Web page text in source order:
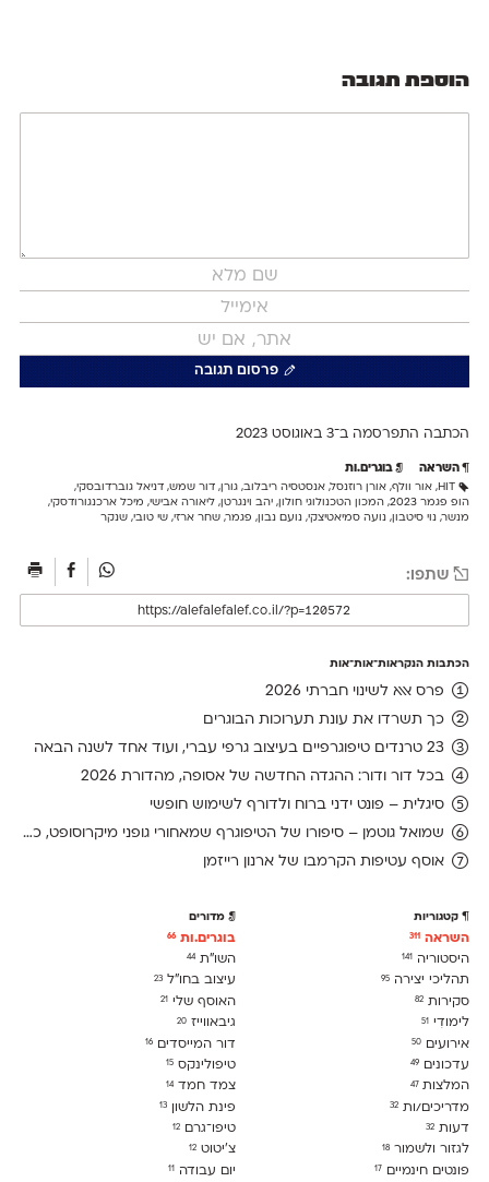
הוספת תגובה
פרסום תגובה
הכתבה התפרסמה ב־3 ב אוגוסט 2023
השראה בוגרים.ות
HIT​
, אור וולף, אורן רוזנסל, אנסטסיה ריבלוב, גורן , דור שמש, דניאל גוברדובסקי,
הופ פגמר 2023
, המכון הטכנולוגי חולון , יהב וינגרטן , ליאורה אבישי, מיכל ארכנגורודסקי,
מנשר, נוי סיטבון , נועה סמיאטיצקי, נועם נבון , פגמר, שחר ארזי, שי טובי, שנקר
שתפו:
הכתבות הנקראות־אות־אות
פרס אאא לשינוי חברתי 2026
כך תשרדו את עונת תערוכות הבוגרים
23 טרנדים טיפוגרפיים בעיצוב גרפי עברי, ועוד אחד לשנה הבאה
בכל דור ודור: ההגדה החדשה של אסופה, מהדורת 2026
סיגלית – פונט ידני ברוח ולדורף לשימוש חופשי
שמואל גוטמן – סיפורו של הטיפוגרף שמאחורי גופני מיקרוסופט, כפי שנחשף בארכיון של נינתו
אוסף עטיפות הקרמבו של ארנון רייזמן
קטגוריות
השראה 311
היסטוריה 141
תהליכי יצירה 95
סקירות 82
לימודִי 51
אירועים 50
עדכונים 49
המלצות47
מדריכים/ות 32
דעות 32
לגזור ולשמור 18
פונטים חינמיים 17
מדורים
בוגרים.ות66
השו״ת44
עיצוב בחו"ל23
האוסף שלי21
גיבאווייז20
דור המייסדים16
טיפולינקס15
צמד חמד14
פינת הלשון13
טיפו־גרם12
צ׳יטוט12
יום עבודה11